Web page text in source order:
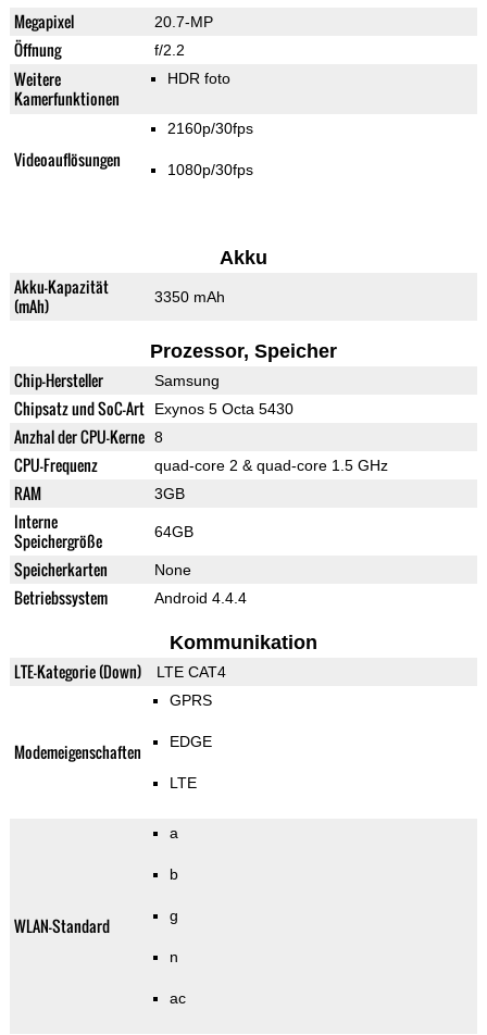
Megapixel 20.7-MP
Öffnung f/2.2
Weitere
Kamerfunktionen
HDR foto
Videoauflösungen
2160p/30fps
1080p/30fps
Akku
Akku-Kapazität
(mAh)
3350 mAh
Prozessor, Speicher
Chip-Hersteller Samsung
Chipsatz und SoC-Art Exynos 5 Octa 5430
Anzhal der CPU-Kerne 8
CPU-Frequenz quad-core 2 & quad-core 1.5 GHz
RAM 3GB
Interne
Speichergröße
64GB
Speicherkarten None
Betriebssystem Android 4.4.4
Kommunikation
LTE-Kategorie (Down) LTE CAT4
Modemeigenschaften
GPRS
EDGE
LTE
WLAN-Standard
a
b
g
n
ac